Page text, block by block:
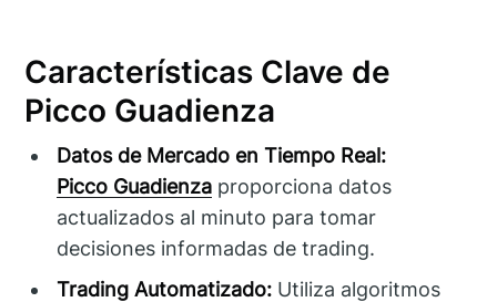
Características Clave de
Picco Guadienza
Datos de Mercado en Tiempo Real:
Picco Guadienza proporciona datos
actualizados al minuto para tomar
decisiones informadas de trading.
Trading Automatizado: Utiliza algoritmos